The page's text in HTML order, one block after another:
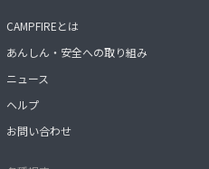
CAMPFIREとは
あんしん・安全への取り組み
ニュース
ヘルプ
お問い合わせ